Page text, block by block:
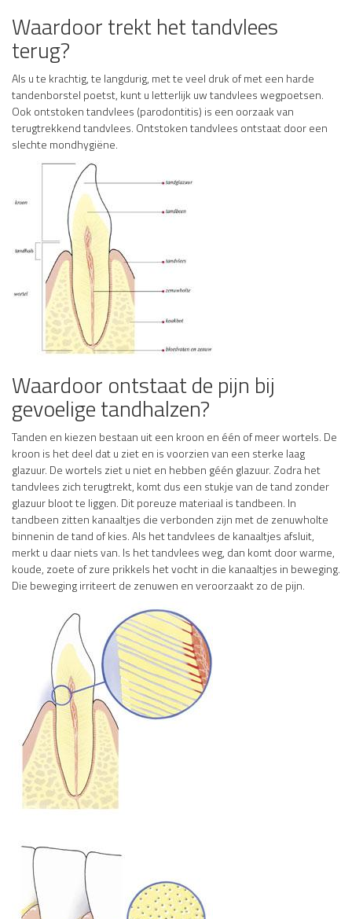
Waardoor trekt het tandvlees
terug?
Als u te krachtig, te langdurig, met te veel druk of met een harde
tandenborstel poetst, kunt u letterlijk uw tandvlees wegpoetsen.
Ook ontstoken tandvlees (parodontitis) is een oorzaak van
terugtrekkend tandvlees. Ontstoken tandvlees ontstaat door een
slechte mondhygiëne.
Waardoor ontstaat de pijn bij
gevoelige tandhalzen?
Tanden en kiezen bestaan uit een kroon en één of meer wortels. De
kroon is het deel dat u ziet en is voorzien van een sterke laag
glazuur. De wortels ziet u niet en hebben géén glazuur. Zodra het
tandvlees zich terugtrekt, komt dus een stukje van de tand zonder
glazuur bloot te liggen. Dit poreuze materiaal is tandbeen. In
tandbeen zitten kanaaltjes die verbonden zijn met de zenuwholte
binnenin de tand of kies. Als het tandvlees de kanaaltjes afsluit,
merkt u daar niets van. Is het tandvlees weg, dan komt door warme,
koude, zoete of zure prikkels het vocht in die kanaaltjes in beweging.
Die beweging irriteert de zenuwen en veroorzaakt zo de pijn.